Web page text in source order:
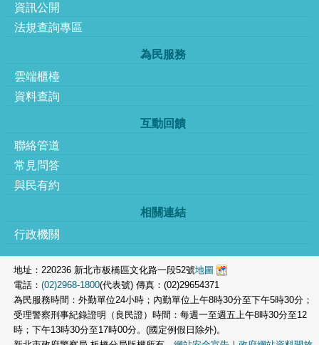
資訊公開
法規查詢專區
為民服務
雲端櫃檯
資料查詢
互動回饋
聯絡管道
常見問答
與民有約
相關連結
行政機關
地址：220236 新北市板橋區文化路一段52號地圖
電話： (02)2968-1800(代表號) 傳真：(02)29654371
為民服務時間：外勤單位24小時；內勤單位上午8時30分至下午5時30分；
受理警察刑事紀錄證明（良民證）時間：每週一至週五上午8時30分至12
時；下午13時30分至17時00分。(國定例假日除外)。